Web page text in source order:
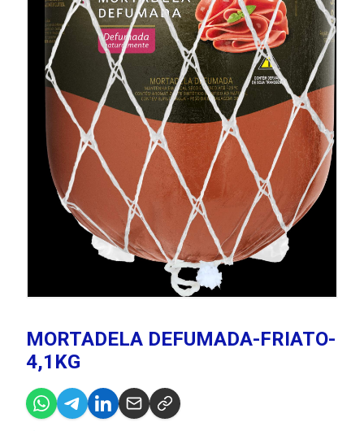
MORTADELA DEFUMADA-FRIATO-
4,1KG